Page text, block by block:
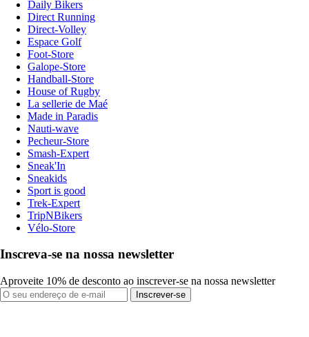
Daily Bikers
Direct Running
Direct-Volley
Espace Golf
Foot-Store
Galope-Store
Handball-Store
House of Rugby
La sellerie de Maé
Made in Paradis
Nauti-wave
Pecheur-Store
Smash-Expert
Sneak'In
Sneakids
Sport is good
Trek-Expert
TripNBikers
Vélo-Store
Inscreva-se na nossa newsletter
Aproveite 10% de desconto ao inscrever-se na nossa newsletter
Inscrever-se